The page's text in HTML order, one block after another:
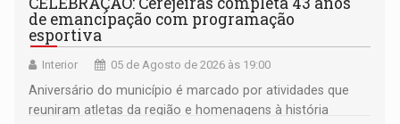
de emancipação com programação
esportiva
Interior 05 de Agosto de 2026 às 19:00
Aniversário do município é marcado por atividades que
reuniram atletas da região e homenagens à história